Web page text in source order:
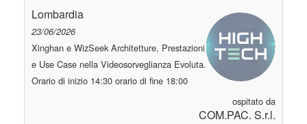
Lombardia
23/06/2026
Xinghan e WizSeek Architetture, Prestazioni
e Use Case nella Videosorveglianza Evoluta.
Orario di inizio 14:30 orario di fine 18:00
ospitato da
COM.PAC. S.r.l.